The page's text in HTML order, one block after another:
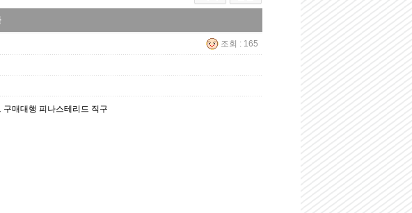
조회 : 165
매대행 피나스테리드 직구